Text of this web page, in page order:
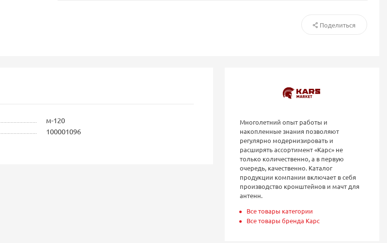
Поделиться
м-120
100001096
Многолетний опыт работы и
накопленные знания позволяют
регулярно модернизировать и
расширять ассортимент «Карс» не
только количественно, а в первую
очередь, качественно. Каталог
продукции компании включает в себя
производство кронштейнов и мачт для
антенн.
Все товары категории
Все товары бренда Карс